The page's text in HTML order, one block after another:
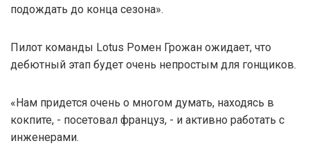
подождать до конца сезона».
Пилот команды Lotus Ромен Грожан ожидает, что
дебютный этап будет очень непростым для гонщиков.
«Нам придется очень о многом думать, находясь в
кокпите, - посетовал француз, - и активно работать с
инженерами.